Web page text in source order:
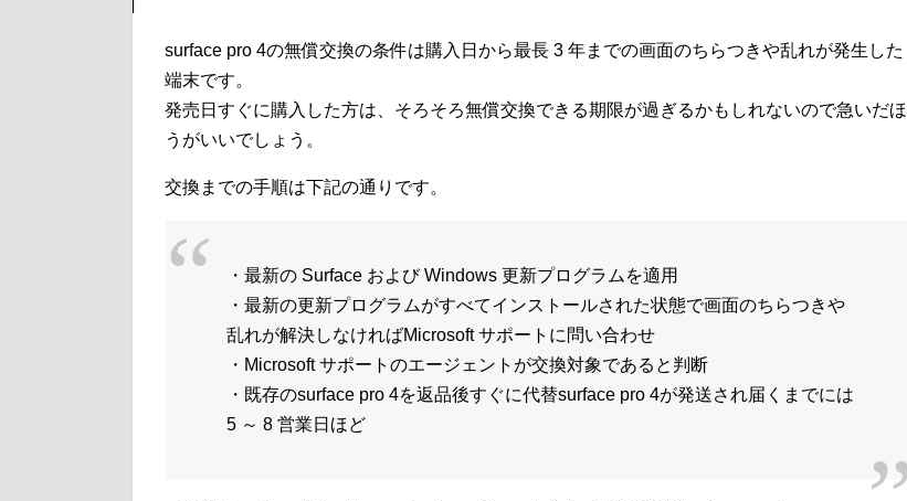
surface pro 4の無償交換の条件は購入日から最長 3 年までの画面のちらつきや乱れが発生した
端末です。
発売日すぐに購入した方は、そろそろ無償交換できる期限が過ぎるかもしれないので急いだほ
うがいいでしょう。
交換までの手順は下記の通りです。
・最新の Surface および Windows 更新プログラムを適用
・最新の更新プログラムがすべてインストールされた状態で画面のちらつきや
乱れが解決しなければMicrosoft サポートに問い合わせ
・Microsoft サポートのエージェントが交換対象であると判断
・既存のsurface pro 4を返品後すぐに代替surface pro 4が発送され届くまでには
5 ～ 8 営業日ほど